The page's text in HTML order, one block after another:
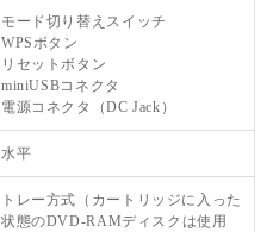
モード切り替えスイッチ
WPSボタン
リセットボタン
miniUSBコネクタ
電源コネクタ（DC Jack）
水平
トレー方式（カートリッジに入った
状態のDVD-RAMディスクは使用